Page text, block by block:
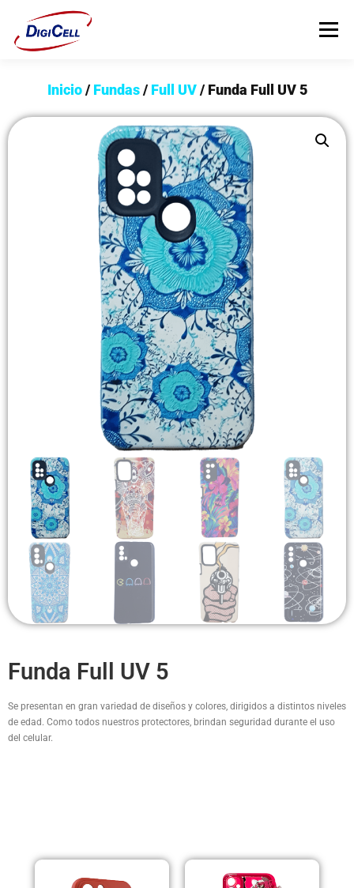
Menú
INICIO >>> ¡FUNDAS MAGNET! <<< FUNDAS
TECNOLOGÍA
Headsets Gamer
Headsets Inalambricos
Smartwatches
Auriculares TWS
Cargadores
Auriculares con Cable
Amplificadores
Cables
Aros de luz
PROTECTORES
Inicio/ Fundas/ Full UV/ Funda Full UV 5
Funda Full UV 5
Se presentan en gran variedad de diseños y colores, dirigidos a distintos niveles
de edad. Como todos nuestros protectores, brindan seguridad durante el uso
del celular.